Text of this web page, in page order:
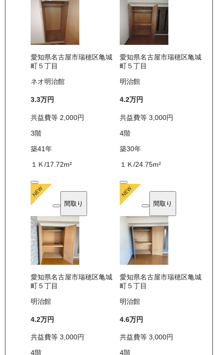
愛知県名古屋市瑞穂区亀城
町５丁目
ネオ明治館
3.3万円
共益費等 2,000円
3階
築41年
１Ｋ /17.72m²
愛知県名古屋市瑞穂区亀城
町５丁目
明治館
4.2万円
共益費等3,000円
4階
築30年
１Ｋ/24.75m²
間取り
愛知県名古屋市瑞穂区亀城
町５丁目
明治館
4.2万円
共益費等 3,000円
4階
間取り
愛知県名古屋市瑞穂区亀城
町５丁目
明治館
4.6万円
共益費等3,000円
4階